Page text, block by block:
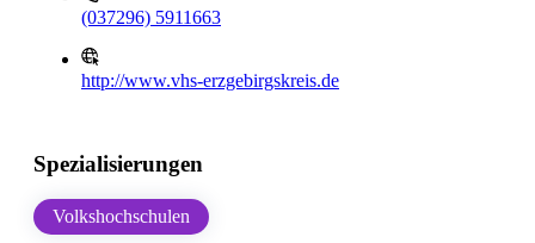
(037296) 5911663
http://www.vhs-erzgebirgskreis.de
Spezialisierungen
Volkshochschulen